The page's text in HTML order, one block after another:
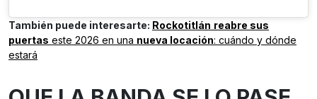
También puede interesarte: Rockotitlán reabre sus
puertas este 2026 en una nueva locación: cuándo y dónde
estará